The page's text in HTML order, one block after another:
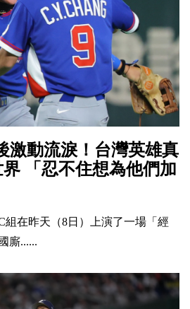
激動流淚！台灣英雄真
「忍不住想為他們加
組在昨天（8日）上演了一場「經
廝......